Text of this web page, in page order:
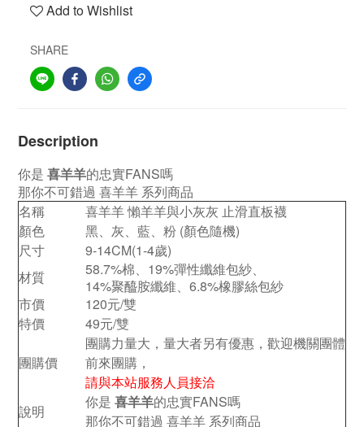
Add to Wishlist
SHARE
Description
你是 喜羊羊的忠實FANS嗎
那你不可錯過 喜羊羊 系列商品
名稱
喜羊羊 懶羊羊與小灰灰 止滑直板襪
顏色
黑、灰、藍、粉 (顏色隨機)
尺寸
9-14CM(1-4歲)
材質
58.7%棉、19%彈性纖維包紗、
14%聚醯胺纖維、6.8%橡膠絲包紗
市價
120元/雙
特價
49元/雙
團購價
團購力量大，量大者另有優惠，歡迎機關團體
前來團購，
請與本站服務人員接洽
說明
你是 喜羊羊的忠實FANS嗎
那你不可錯過 喜羊羊 系列商品